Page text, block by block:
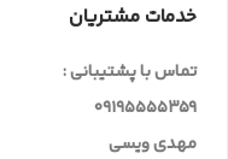
خدمات مشتریان
تماس با پشتیبانی :
09195555359
مهدی ویسی